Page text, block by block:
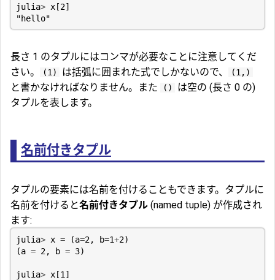
julia> x[2]
"hello"
長さ 1 のタプルにはコンマが必要なことに注意してくだ
さい。
(1) は括弧に囲まれた式でしかないので、 (1,)
と書かなければなりません。また ()
は空の (長さ 0 の)
タプルを表します。
名前付きタプル
タプルの要素には名前を付けることもできます。タプルに
名前を付けると名前付きタプル (named tuple) が作成され
ます:
julia> x = (a=2, b=1+2)
(a = 2, b = 3)
julia> x[1 ]